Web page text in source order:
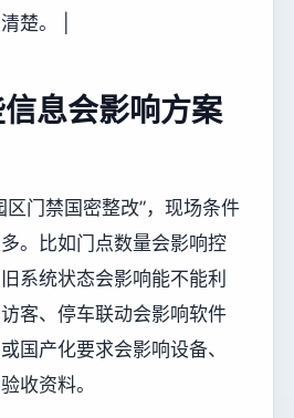
楚。 |
息会影响方案
区门禁国密整改”，现场条件
。比如门点数量会影响控
系统状态会影响能不能利
客、停车联动会影响软件
国产化要求会影响设备、
收资料。